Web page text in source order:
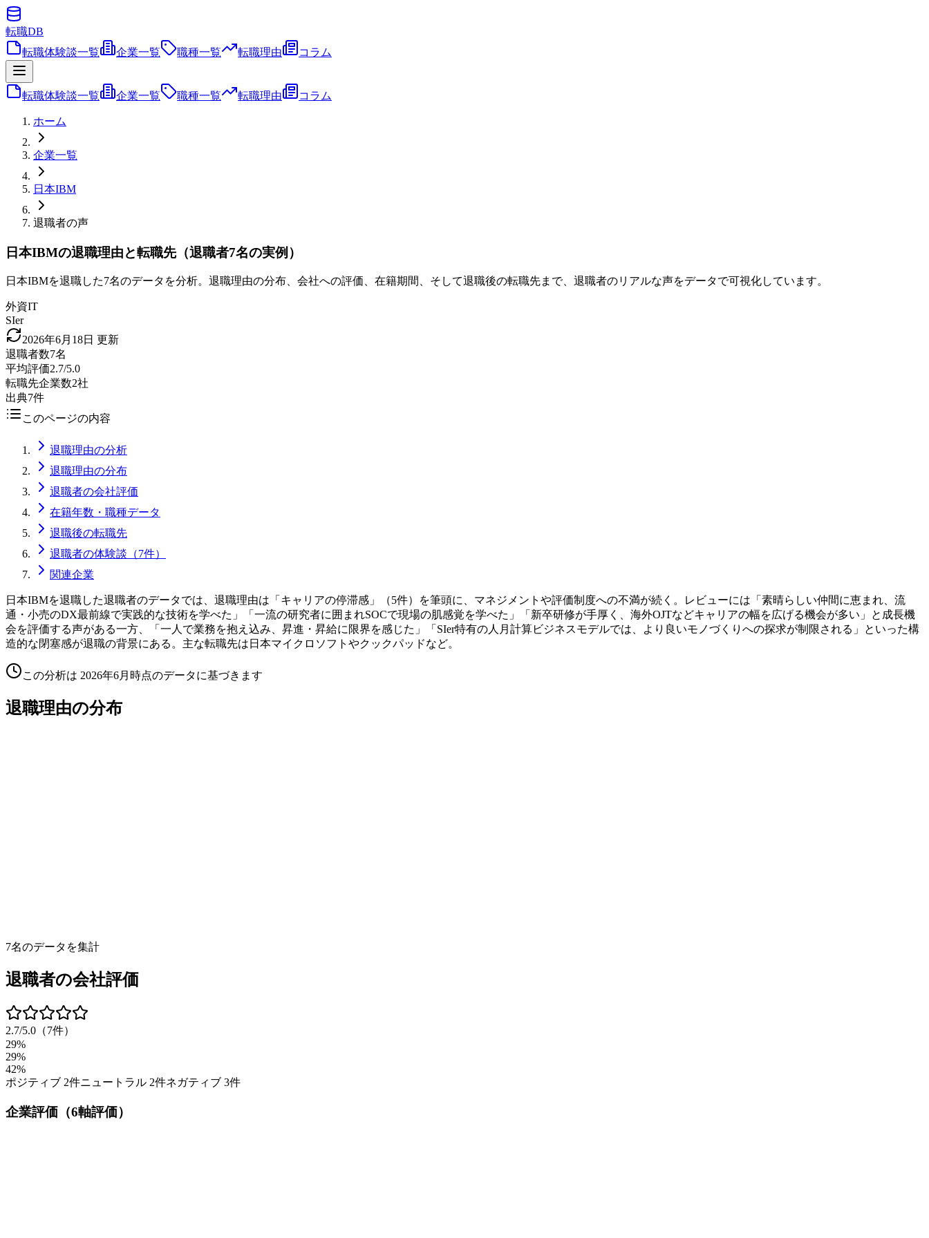
転職DB
転職体験談一覧
企業一覧 職種一覧 転職理由 コラム
転職体験談一覧 企業一覧 職種一覧 転職理由 コラム
ホーム
企業一覧
日本IBM
退職者の声
日本IBMの退職理由と転職先（退職者7名の実例）
日本IBMを退職した7名のデータを分析。退職理由の分布、会社への評価、在籍期間、そして退職後の転職先まで、退職者のリアルな声をデータで可視化しています。
外資IT
SIer
2026年6月18日 更新
退職者数7名
平均評価2.7/5.0
転職先企業数2社
出典7件
このページの内容
退職理由の分析
退職理由の分布
退職者の会社評価
在籍年数・職種データ
退職後の転職先
退職者の体験談（7件）
関連企業
日本IBMを退職した退職者のデータでは、退職理由は「キャリアの停滞感」（5件）を筆頭に、マネジメントや評価制度への不満が続く。レビューには「素晴らしい仲間に恵まれ、流
通・小売のDX最前線で実践的な技術を学べた」「一流の研究者に囲まれSOCで現場の肌感覚を学べた」「新卒研修が手厚く、海外OJTなどキャリアの幅を広げる機会が多い」と成長機
会を評価する声がある一方、「一人で業務を抱え込み、昇進・昇給に限界を感じた」「SIer特有の人月計算ビジネスモデルでは、より良いモノづくりへの探求が制限される」といった構
造的な閉塞感が退職の背景にある。主な転職先は日本マイクロソフトやクックパッドなど。
この分析は 2026年6月 時点のデータに基づきます
退職理由の分布
7名のデータを集計
退職者の会社評価
2.7/5.0 （7件）
29%
29%
42%
ポジティブ 2件ニュートラル 2件ネガティブ 3件
企業評価（6軸評価）